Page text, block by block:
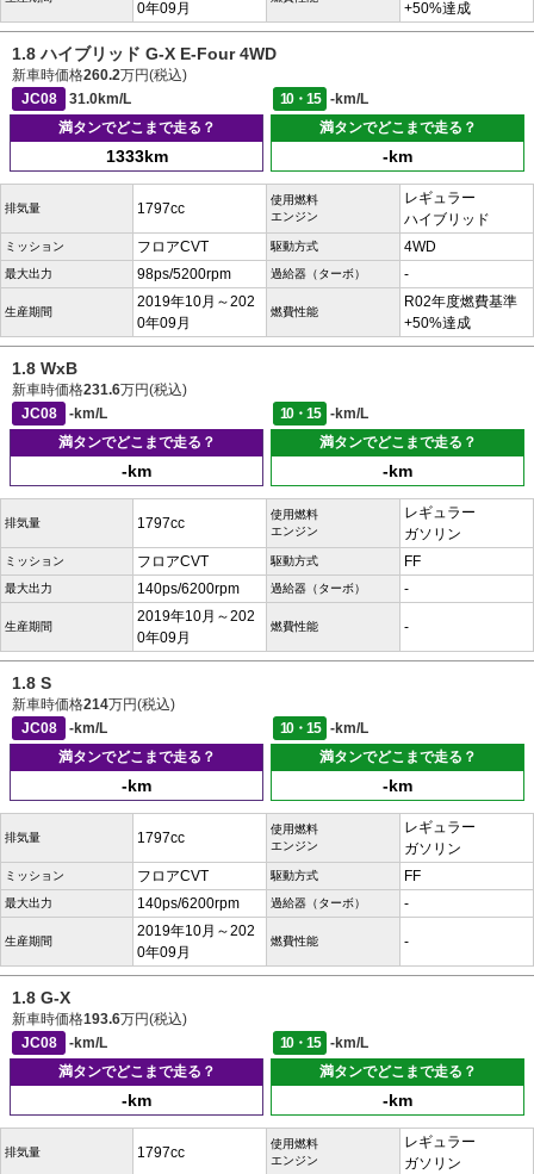
0年09月 +50%達成
1.8 ハイブリッド G-X E-Four 4WD
新車時価格260.2万円(税込)
JC08
31.0km/L 10・15
-km/L
満タンでどこまで走る？
1333km
満タンでどこまで走る？
-km
排気量 1797cc
使用燃料
エンジン
レギュラー
ハイブリッド
ミッション フロアCVT 駆動方式 4WD
最大出力 98ps/5200rpm 過給器（ターボ） -
生産期間
2019年10月～202
0年09月
燃費性能
R02年度燃費基準
+50%達成
1.8 WxB
新車時価格231.6万円(税込)
JC08
-km/L 10・15
-km/L
満タンでどこまで走る？
-km
満タンでどこまで走る？
-km
排気量 1797cc
使用燃料
エンジン
レギュラー
ガソリン
ミッション フロアCVT 駆動方式 FF
最大出力 140ps/6200rpm 過給器（ターボ） -
生産期間
2019年10月～202
0年09月
燃費性能 -
1.8 S
新車時価格214万円(税込)
JC08
-km/L 10・15
-km/L
満タンでどこまで走る？
-km
満タンでどこまで走る？
-km
排気量 1797cc
使用燃料
エンジン
レギュラー
ガソリン
ミッション フロアCVT 駆動方式 FF
最大出力 140ps/6200rpm 過給器（ターボ） -
生産期間
2019年10月～202
0年09月
燃費性能 -
1.8 G-X
新車時価格193.6万円(税込)
JC08
-km/L 10・15
-km/L
満タンでどこまで走る？
-km
満タンでどこまで走る？
-km
排気量 1797cc
使用燃料
エンジン
レギュラー
ガソリン